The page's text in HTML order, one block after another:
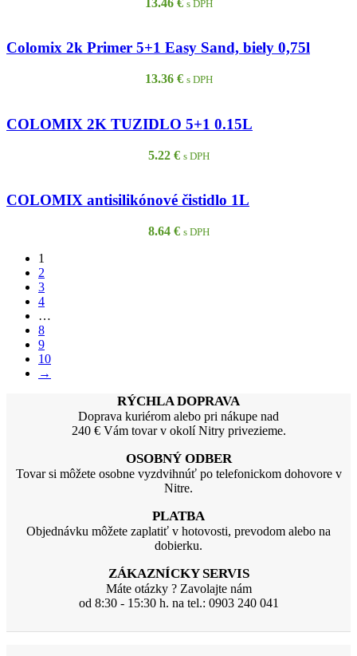
s DPH
Colomix 2k Primer 5+1 Easy Sand, biely 0,75l
13.36 € s DPH
COLOMIX 2K TUZIDLO 5+1 0.15L
5.22 € s DPH
COLOMIX antisilikónové čistidlo 1L
8.64 € s DPH
1
2
3
4
…
8
9
10
→
RÝCHLA DOPRAVA
Doprava kuriérom alebo pri nákupe nad
240 € Vám tovar v okolí Nitry privezieme.
OSOBNÝ ODBER
Tovar si môžete osobne vyzdvihnúť po telefonickom dohovore v
Nitre.
PLATBA
Objednávku môžete zaplatiť v hotovosti, prevodom alebo na
dobierku.
ZÁKAZNÍCKY SERVIS
Máte otázky ? Zavolajte nám
od 8:30 - 15:30 h. na tel.: 0903 240 041